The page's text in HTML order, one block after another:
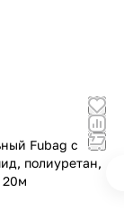
Fubag с
полиуретан,
20м